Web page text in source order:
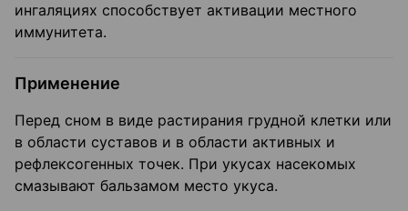
ингаляциях способствует активации местного
иммунитета.
Применение
Перед сном в виде растирания грудной клетки или
в области суставов и в области активных и
рефлексогенных точек. При укусах насекомых
смазывают бальзамом место укуса.